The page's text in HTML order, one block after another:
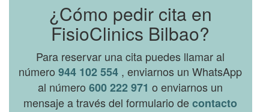
¿Cómo pedir cita en
FisioClinics Bilbao?
Para reservar una cita puedes llamar al
número944 102 554 , enviarnos un WhatsApp
al número600 222 971 o enviarnos un
mensaje a través del formulario decontacto